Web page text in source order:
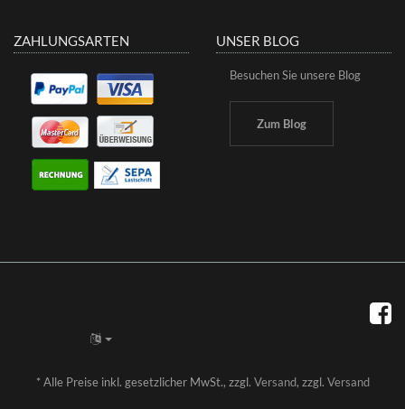
ZAHLUNGSARTEN UNSER BLOG
Besuchen Sie unsere Blog
Zum Blog
*Alle Preise inkl. gesetzlicher MwSt., zzgl. Versand, zzgl. Versand